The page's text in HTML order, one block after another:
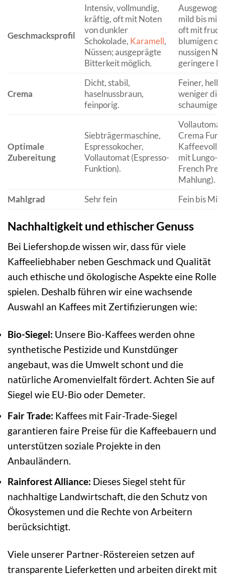
Geschmacksprofil
Intensiv, vollmundig,
kräftig, oft mit Noten
von dunkler
Schokolade, Karamell,
Nüssen; ausgeprägte
Bitterkeit möglich.
mild bis
oft mit
blumigen
nussigen
geringere
Crema
Dicht, stabil,
haselnussbraun,
feinporig.
Feiner,
weniger
schaumiger.
Optimale
Zubereitung
Siebträgermaschine,
Espressokocher,
Vollautomat (Espresso-
Funktion).
Crema
mit Lungo-
French
Mahlung).
Mahlgrad
Sehr fein Fein bis
Nachhaltigkeit und ethischer Genuss
Bei Liefershop.de wissen wir, dass für viele
Kaffeeliebhaber neben Geschmack und Qualität
auch ethische und ökologische Aspekte eine Rolle
spielen. Deshalb führen wir eine wachsende
Auswahl an Kaffees mit Zertifizierungen wie:
Bio-Siegel: Unsere Bio-Kaffees werden ohne
synthetische Pestizide und Kunstdünger
angebaut, was die Umwelt schont und die
natürliche Aromenvielfalt fördert. Achten Sie auf
Siegel wie EU-Bio oder Demeter.
Fair Trade: Kaffees mit Fair-Trade-Siegel
garantieren faire Preise für die Kaffeebauern und
unterstützen soziale Projekte in den
Anbauländern.
Rainforest Alliance: Dieses Siegel steht für
nachhaltige Landwirtschaft, die den Schutz von
Ökosystemen und die Rechte von Arbeitern
berücksichtigt.
Viele unserer Partner-Röstereien setzen auf
transparente Lieferketten und arbeiten direkt mit